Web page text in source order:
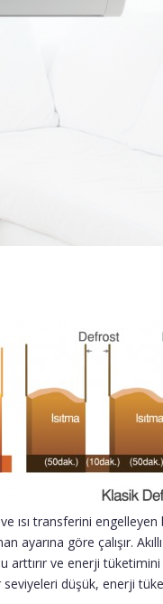
ısı transferini
ayarına göre çalışır.
arttırır ve enerji
düşük, enerji